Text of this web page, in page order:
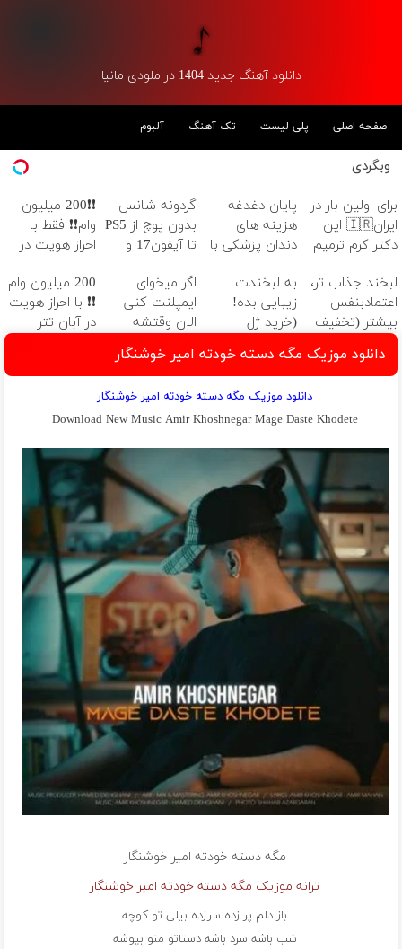
دانلود آهنگ جدید 1404 در ملودی مانیا
صفحه اصلی پلی لیست تک آهنگ آلبوم
وبگردی
برای اولین بار در
ایران🇮🇷 این
دکتر کرم ترمیم
ساخت!
پایان دغدغه
هزینه های
دندان پزشکی با
کننده خانگی
گردونه شانس
بدون پوچ از PS5
تا آیفون17 و
❗❗200 میلیون
وام❗❗ فقط با
احراز هویت در
لبخند جذاب تر،
اعتمادبنفس
بیشتر (تخفیف
تا امشب)
به لبخندت
زیبایی بده!
(خرید ژل
سفیدکننده
دندان
با40%تخفیف)
اگر میخوای
ایمپلنت کنی
الان وقتشه |
میلیون تومان!!!
200 میلیون وام
❗❗ با احراز هویت
در آبان تتر
دانلود موزیک مگه دسته خودته امیر خوشنگار
دانلود موزیک مگه دسته خودته امیر خوشنگار
Download New Music Amir Khoshnegar Mage Daste Khodete
مگه دسته خودته امیر خوشنگار
ترانه موزیک مگه دسته خودته امیر خوشنگار
باز دلم پر زده سرزده بیلی تو کوچه
شب باشه سرد باشه دستاتو منو بپوشه